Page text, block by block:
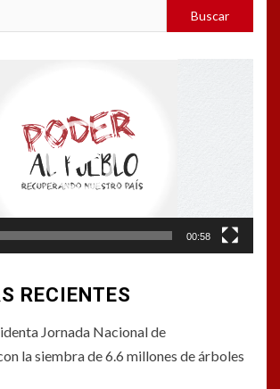
00:58
RECIENTES
Jornada Nacional de
la siembra de 6.6 millones de árboles